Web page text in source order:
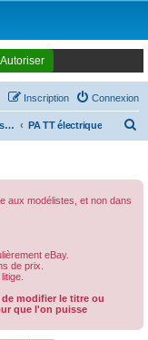
Autoriser
Connexion
Inscription
Les Petites Annonces Modernes PA TT électrique
aux modélistes, et non dans
eBay.
de prix.
modifier le titre ou
que l'on puisse